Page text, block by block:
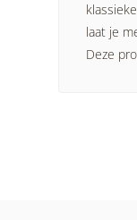
laat je
Deze